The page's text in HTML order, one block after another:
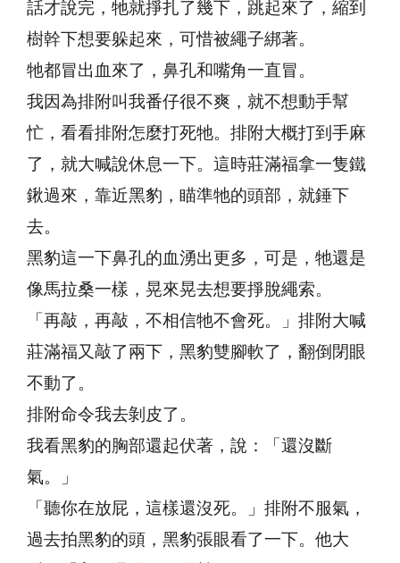
話才說完，牠就掙扎了幾下，跳起來了，縮到
樹幹下想要躲起來，可惜被繩子綁著。
牠都冒出血來了，鼻孔和嘴角一直冒。
我因為排附叫我番仔很不爽，就不想動手幫
忙，看看排附怎麼打死牠。排附大概打到手麻
了，就大喊說休息一下。這時莊滿福拿一隻鐵
鍬過來，靠近黑豹，瞄準牠的頭部，就錘下
去。
黑豹這一下鼻孔的血湧出更多，可是，牠還是
像馬拉桑一樣，晃來晃去想要掙脫繩索。
「再敲，再敲，不相信牠不會死。」排附大喊
莊滿福又敲了兩下，黑豹雙腳軟了，翻倒閉眼
不動了。
排附命令我去剝皮了。
我看黑豹的胸部還起伏著，說：「還沒斷
氣。」
「聽你在放屁，這樣還沒死。」排附不服氣，
過去拍黑豹的頭，黑豹張眼看了一下。他大